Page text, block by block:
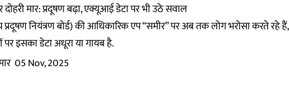
दोहरी मार: प्रदूषण बढ़ा, एक्यूआई डेटा पर भी उठे सवाल
प्रदूषण नियंत्रण बोर्ड) की आधिकारिक एप “समीर” पर अब तक लोग भरोसा करते रहे हैं,
इसका डेटा अधूरा या गायब है.
05 Nov, 2025